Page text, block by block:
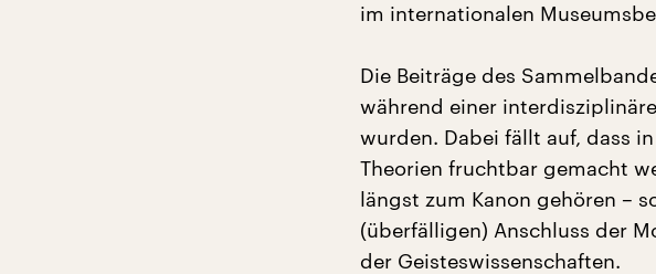
im internationalen
Die Beiträge des
während einer
wurden. Dabei fällt auf, dass
Theorien fruchtbar gemacht
längst zum Kanon gehören –
(überfälligen) Anschluss der
der Geisteswissenschaften.